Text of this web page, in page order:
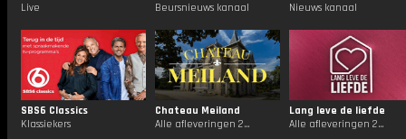
Live
Beursnieuws kanaal
Nieuws kanaal
SBS6 Classics
Klassiekers
Chateau Meiland
Alle afleveringen 24/7
Lang leve de liefde
Alle afleveringen 24/7